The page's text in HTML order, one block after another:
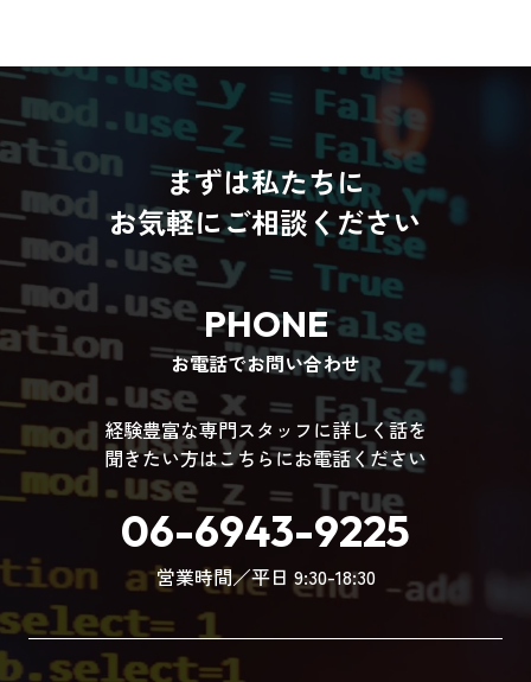
まずは私たちに
お気軽にご相談ください
PHONE
お電話でお問い合わせ
経験豊富な専門スタッフに詳しく話を
聞きたい方はこちらにお電話ください
06-6943-9225
営業時間／平日 9:30-18:30